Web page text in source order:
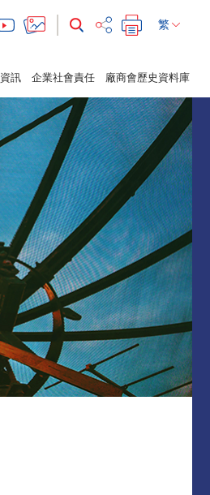
繁
資訊 企業社會責任 廠商會歷史資料庫